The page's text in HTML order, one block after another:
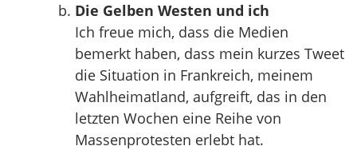
Die Gelben Westen und ich
Ich freue mich, dass die Medien
bemerkt haben, dass mein kurzes Tweet
die Situation in Frankreich, meinem
Wahlheimatland, aufgreift, das in den
letzten Wochen eine Reihe von
Massenprotesten erlebt hat.